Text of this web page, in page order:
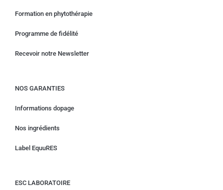
Formation en phytothérapie
Programme de fidélité
Recevoir notre Newsletter
NOS GARANTIES
Informations dopage
Nos ingrédients
Label EquuRES
ESC LABORATOIRE